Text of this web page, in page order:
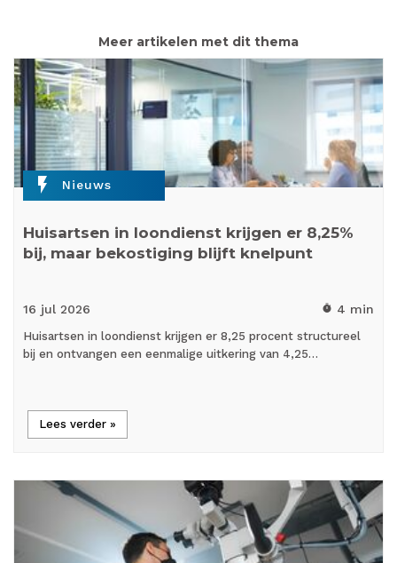
Meer artikelen met dit thema
flash_on Nieuws
Huisartsen in loondienst krijgen er 8,25%
bij, maar bekostiging blijft knelpunt
16 jul 2026 timer 4 min
Huisartsen in loondienst krijgen er 8,25 procent structureel
bij en ontvangen een eenmalige uitkering van 4,25…
Lees verder »